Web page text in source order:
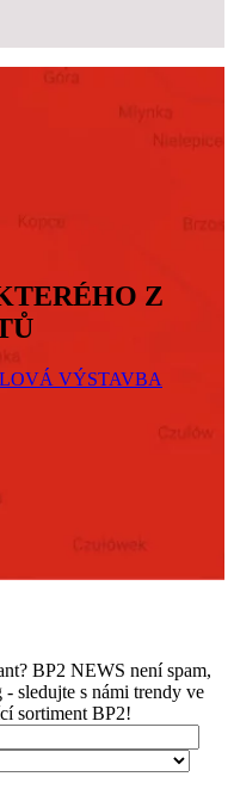
Z
VÝSTAVBA
BP2 NEWS není spam,
sledujte s námi trendy ve
sortiment BP2!